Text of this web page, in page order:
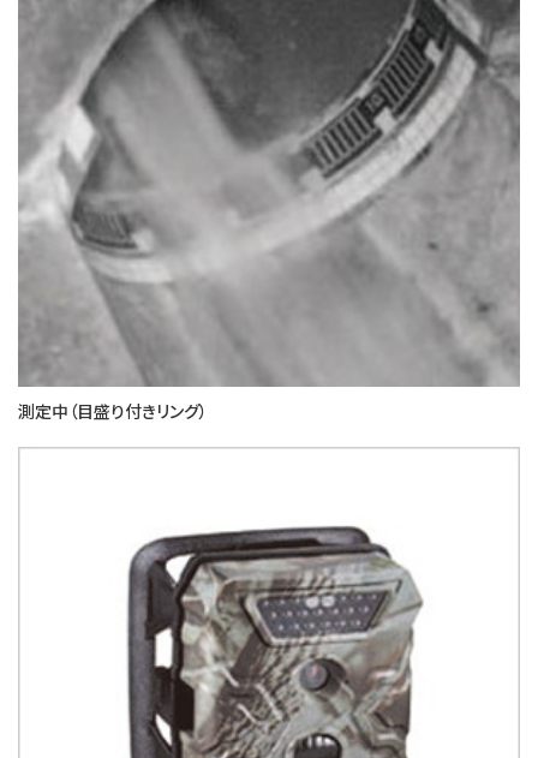
測定中（目盛り付きリング）